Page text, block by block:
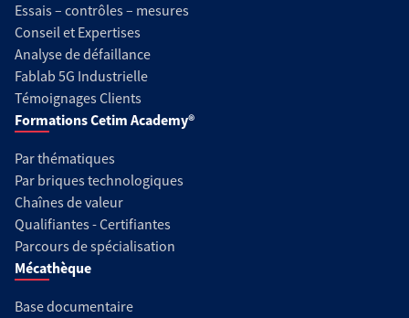
Essais – contrôles – mesures
Conseil et Expertises
Analyse de défaillance
Fablab 5G Industrielle
Témoignages Clients
Formations Cetim Academy®
Par thématiques
Par briques technologiques
Chaînes de valeur
Qualifiantes - Certifiantes
Parcours de spécialisation
Mécathèque
Base documentaire